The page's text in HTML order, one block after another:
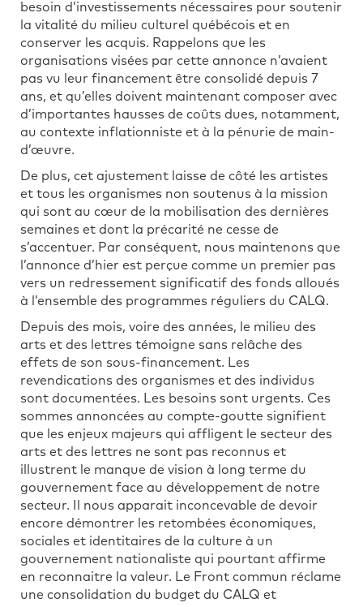
besoin d’investissements nécessaires pour soutenir
la vitalité du milieu culturel québécois et en
conserver les acquis. Rappelons que les
organisations visées par cette annonce n’avaient
pas vu leur financement être consolidé depuis 7
ans, et qu’elles doivent maintenant composer avec
d’importantes hausses de coûts dues, notamment,
au contexte inflationniste et à la pénurie de main-
d’œuvre.
De plus, cet ajustement laisse de côté les artistes
et tous les organismes non soutenus à la mission
qui sont au cœur de la mobilisation des dernières
semaines et dont la précarité ne cesse de
s’accentuer. Par conséquent, nous maintenons que
l’annonce d’hier est perçue comme un premier pas
vers un redressement significatif des fonds alloués
à l’ensemble des programmes réguliers du CALQ.
Depuis des mois, voire des années, le milieu des
arts et des lettres témoigne sans relâche des
effets de son sous-financement. Les
revendications des organismes et des individus
sont documentées. Les besoins sont urgents. Ces
sommes annoncées au compte-goutte signifient
que les enjeux majeurs qui affligent le secteur des
arts et des lettres ne sont pas reconnus et
illustrent le manque de vision à long terme du
gouvernement face au développement de notre
secteur. Il nous apparait inconcevable de devoir
encore démontrer les retombées économiques,
sociales et identitaires de la culture à un
gouvernement nationaliste qui pourtant affirme
en reconnaitre la valeur. Le Front commun réclame
une consolidation du budget du CALQ et